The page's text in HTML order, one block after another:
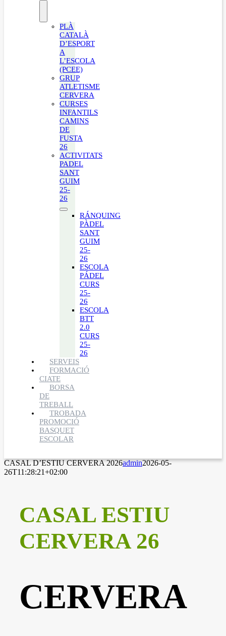
PLÀ
CATALÀ
D’ESPORT
A
L’ESCOLA
(PCEE)
GRUP
ATLETISME
CERVERA
CURSES
INFANTILS
CAMINS
DE
FUSTA
26
ACTIVITATS
PADEL
SANT
GUIM
25-
26
RÁNQUING
PÀDEL
SANT
GUIM
25-
26
ESCOLA
PÁDEL
CURS
25-
26
ESCOLA
BTT
2.0
CURS
25-
26
SERVEIS
FORMACIÓ
CIATE
BORSA
DE
TREBALL
TROBADA
PROMOCIÓ
BASQUET
ESCOLAR
CASAL D’ESTIU CERVERA 2026admin2026-05-
26T11:28:21+02:00
CASAL ESTIU
CERVERA 26
CERVERA